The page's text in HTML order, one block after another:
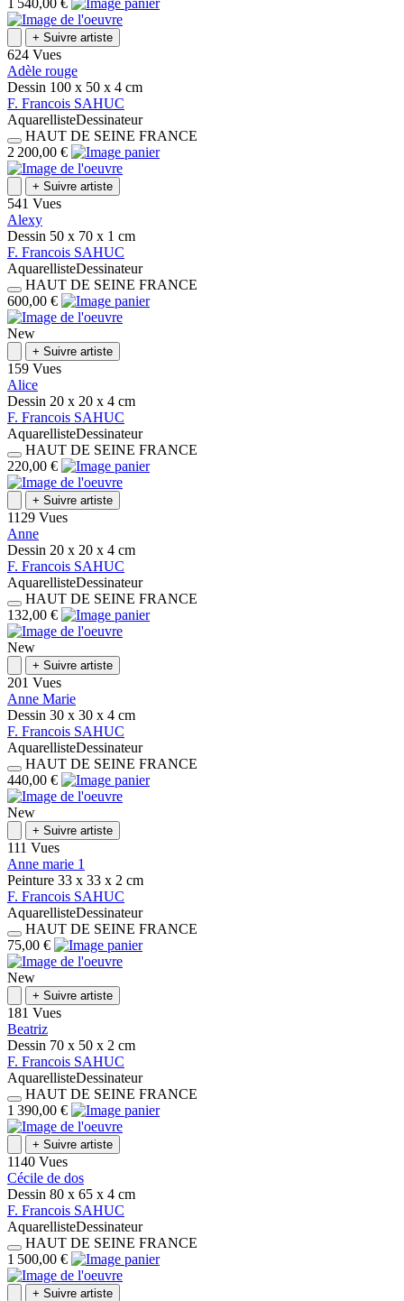
+ Suivre artiste
624 Vues
Adèle rouge
Dessin 100 x 50 x 4 cm
F. Francois SAHUC
AquarellisteDessinateur
HAUT DE SEINE FRANCE
2 200,00 €
+ Suivre artiste
541 Vues
Alexy
Dessin 50 x 70 x 1 cm
F. Francois SAHUC
AquarellisteDessinateur
HAUT DE SEINE FRANCE
600,00 €
New
+ Suivre artiste
159 Vues
Alice
Dessin 20 x 20 x 4 cm
F. Francois SAHUC
AquarellisteDessinateur
HAUT DE SEINE FRANCE
220,00 €
+ Suivre artiste
1129 Vues
Anne
Dessin 20 x 20 x 4 cm
F. Francois SAHUC
AquarellisteDessinateur
HAUT DE SEINE FRANCE
132,00 €
New
+ Suivre artiste
201 Vues
Anne Marie
Dessin 30 x 30 x 4 cm
F. Francois SAHUC
AquarellisteDessinateur
HAUT DE SEINE FRANCE
440,00 €
New
+ Suivre artiste
111 Vues
Anne marie 1
Peinture 33 x 33 x 2 cm
F. Francois SAHUC
AquarellisteDessinateur
HAUT DE SEINE FRANCE
75,00 €
New
+ Suivre artiste
181 Vues
Beatriz
Dessin 70 x 50 x 2 cm
F. Francois SAHUC
AquarellisteDessinateur
HAUT DE SEINE FRANCE
1 390,00 €
+ Suivre artiste
1140 Vues
Cécile de dos
Dessin 80 x 65 x 4 cm
F. Francois SAHUC
AquarellisteDessinateur
HAUT DE SEINE FRANCE
1 500,00 €
+ Suivre artiste